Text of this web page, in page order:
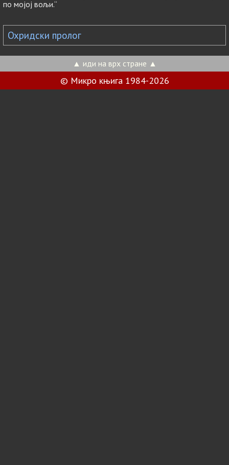
по мојој вољи.“
Охридски пролог
▲ иди на врх стране ▲
© Микро књига 1984-2026